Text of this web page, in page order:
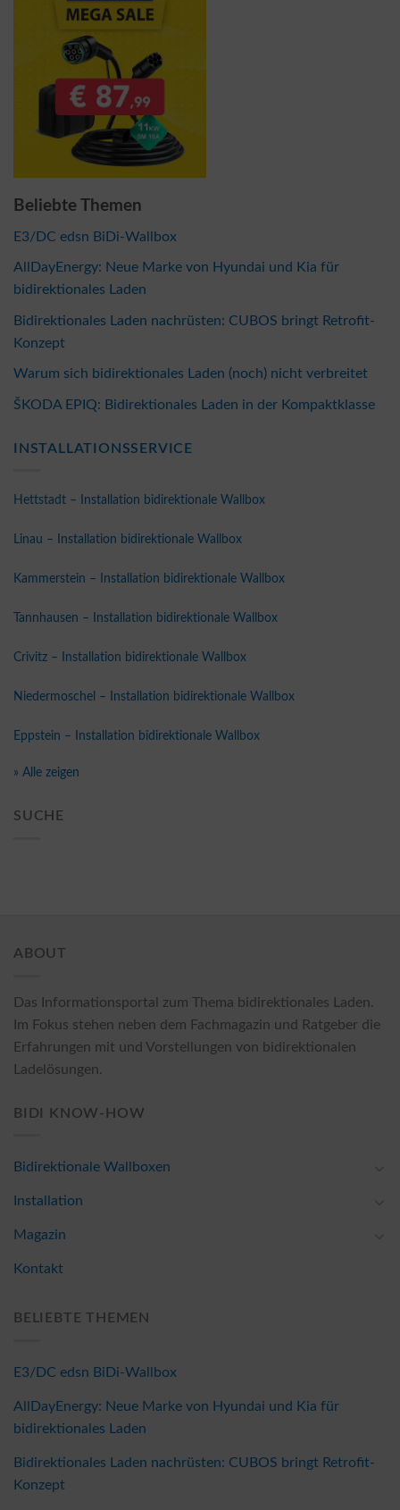
Beliebte Themen
E3/DC edsn BiDi-Wallbox
AllDayEnergy: Neue Marke von Hyundai und Kia für
bidirektionales Laden
Bidirektionales Laden nachrüsten: CUBOS bringt Retrofit-
Konzept
Warum sich bidirektionales Laden (noch) nicht verbreitet
ŠKODA EPIQ: Bidirektionales Laden in der Kompaktklasse
INSTALLATIONSSERVICE
Hettstadt – Installation bidirektionale Wallbox
Linau – Installation bidirektionale Wallbox
Kammerstein – Installation bidirektionale Wallbox
Tannhausen – Installation bidirektionale Wallbox
Crivitz – Installation bidirektionale Wallbox
Niedermoschel – Installation bidirektionale Wallbox
Eppstein – Installation bidirektionale Wallbox
» Alle zeigen
SUCHE
ABOUT
Das Informationsportal zum Thema bidirektionales Laden.
Im Fokus stehen neben dem Fachmagazin und Ratgeber die
Erfahrungen mit und Vorstellungen von bidirektionalen
Ladelösungen.
BIDI KNOW-HOW
Bidirektionale Wallboxen
Installation
Magazin
Kontakt
BELIEBTE THEMEN
E3/DC edsn BiDi-Wallbox
AllDayEnergy: Neue Marke von Hyundai und Kia für
bidirektionales Laden
Bidirektionales Laden nachrüsten: CUBOS bringt Retrofit-
Konzept